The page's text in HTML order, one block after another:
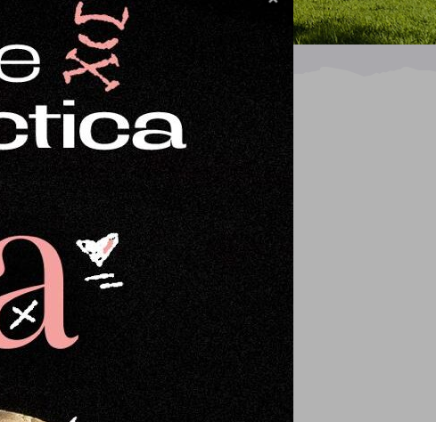
muy diferente a lo que estamos
de Parque Natural bahía de
en recetas de cocina o repostería.
del producto